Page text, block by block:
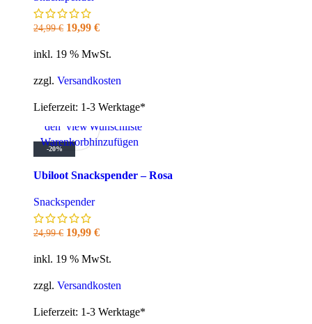
24,99€ Ursprünglicher
war:
19,99 €Aktueller
ist:
inkl. 19 % MwSt.
zzgl. Versandkosten
Lieferzeit: 1-3 Werktage*
-20%
In
den
Warenkorb
Quick
view
Zur
Wunschliste
hinzufügen
Ubiloot Snackspender – Rosa
Snackspender
24,99€ Ursprünglicher
war:
19,99 €Aktueller
ist:
inkl. 19 % MwSt.
zzgl. Versandkosten
Lieferzeit: 1-3 Werktage*
In
QuickZur